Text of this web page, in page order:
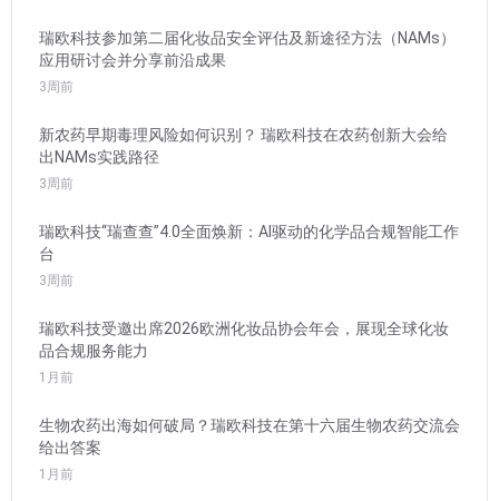
瑞欧科技参加第二届化妆品安全评估及新途径方法（NAMs）
应用研讨会并分享前沿成果
3周前
新农药早期毒理风险如何识别？ 瑞欧科技在农药创新大会给
出NAMs实践路径
3周前
瑞欧科技“瑞查查”4.0全面焕新：AI驱动的化学品合规智能工作
台
3周前
瑞欧科技受邀出席2026欧洲化妆品协会年会，展现全球化妆
品合规服务能力
1月前
生物农药出海如何破局？瑞欧科技在第十六届生物农药交流会
给出答案
1月前